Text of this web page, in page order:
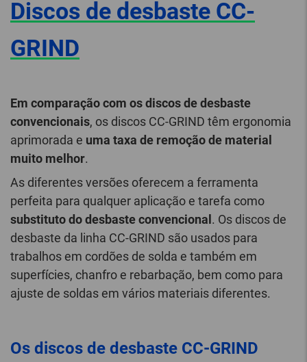
Discos de desbaste CC-
GRIND
Em comparação com os discos de desbaste
convencionais, os discos CC-GRIND têm ergonomia
aprimorada e uma taxa de remoção de material
muito melhor.
As diferentes versões oferecem a ferramenta
perfeita para qualquer aplicação e tarefa como
substituto do desbaste convencional . Os discos de
desbaste da linha CC-GRIND são usados para
trabalhos em cordões de solda e também em
superfícies, chanfro e rebarbação, bem como para
ajuste de soldas em vários materiais diferentes.
Os discos de desbaste CC-GRIND